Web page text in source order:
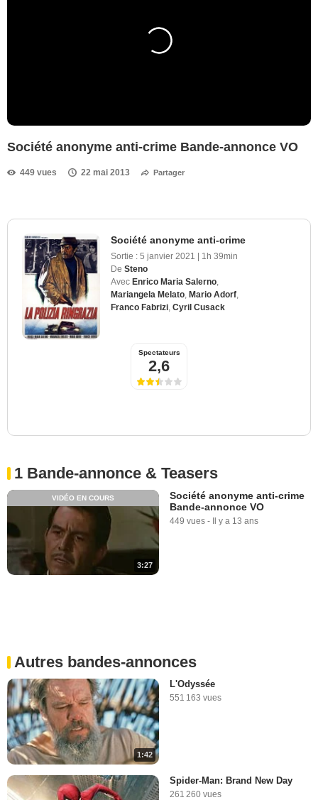
Société anonyme anti-crime Bande-annonce VO
449 vues 22 mai 2013 Partager
Société anonyme anti-crime
Sortie : 5 janvier 2021 | 1h 39min
De Steno
Avec Enrico Maria Salerno
Mariangela Melato Mario Adorf
Franco Fabrizi Cyril Cusack
Spectateurs
2,6
1 Bande-annonce & Teasers
3:27
VIDÉO EN COURS
Société anonyme anti-crime
Bande-annonce VO
449 vues - Il y a 13 ans
Autres bandes-annonces
1:42
L'Odyssée
551 163 vues
Spider-Man: Brand New Day
261 260 vues